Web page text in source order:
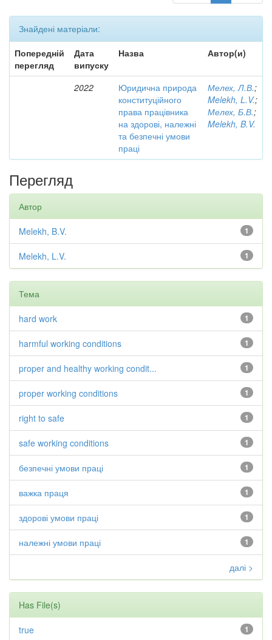
Знайдені матеріали:
Попередній
перегляд
Дата
випуску
Назва Автор(и)
2022
Юридична природа
конституційного
права працівника
на здорові, належні
та безпечні умови
праці
Мелех, Л.В.;
Melekh, L.V.;
Мелех, Б.В.;
Melekh, B.V.
Перегляд
Автор
1
Melekh, B.V.
1
Melekh, L.V.
Тема
1
hard work
1
harmful working conditions
1
proper and healthy working condit...
1
proper working conditions
1
right to safe
1
safe working conditions
1
безпечні умови праці
1
важка праця
1
здорові умови праці
1
належні умови праці
далі >
Has File(s)
1
true